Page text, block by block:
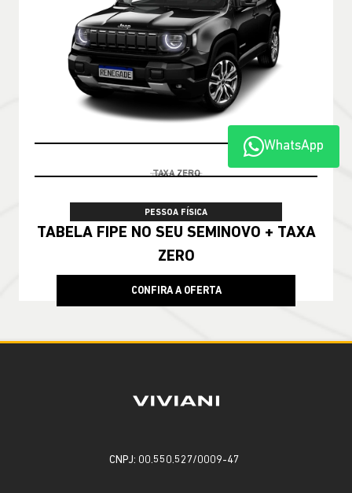
PESSOA FÍSICA
TABELA FIPE NO SEU SEMINOVO + TAXA
ZERO
CONFIRA A OFERTA
WhatsApp
CNPJ: 00.550.527/0009-47